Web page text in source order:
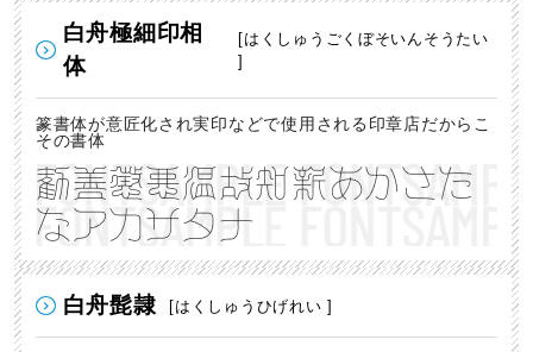
白舟極細印相
体
[はくしゅうごくぼそいんそうたい
]
篆書体が意匠化され実印などで使用される印章店だからこ
その書体
勧善懲悪温故知新あかさた
なアカサタナ
白舟髭隷 [はくしゅうひげれい ]